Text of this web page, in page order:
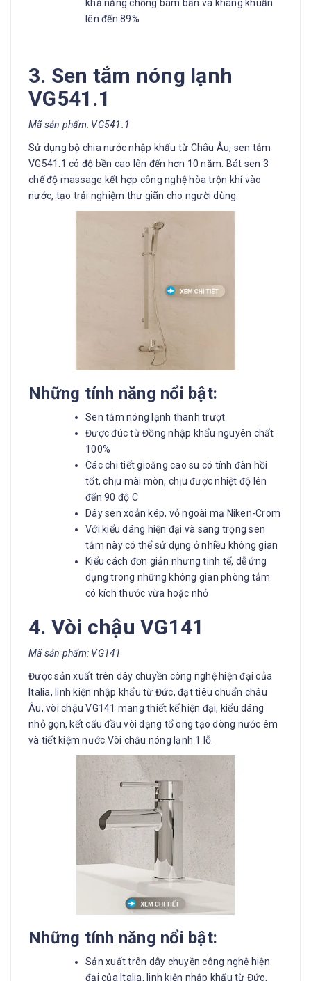
khả năng chống bám bẩn và kháng khuẩn
lên đến 89%
3. Sen tắm nóng lạnh
VG541.1
Mã sản phẩm: VG541.1
Sử dụng bộ chia nước nhập khẩu từ Châu Âu, sen tắm
VG541.1 có độ bền cao lên đến hơn 10 năm. Bát sen 3
chế độ massage kết hợp công nghệ hòa trộn khí vào
nước, tạo trải nghiệm thư giãn cho người dùng.
Những tính năng nổi bật:
Sen tắm nóng lạnh thanh trượt
Được đúc từ Đồng nhập khẩu nguyên chất
100%
Các chi tiết gioăng cao su có tính đàn hồi
tốt, chịu mài mòn, chịu được nhiệt độ lên
đến 90 độ C
Dây sen xoắn kép, vỏ ngoài mạ Niken-Crom
Với kiểu dáng hiện đại và sang trọng sen
tắm này có thể sử dụng ở nhiều không gian
Kiểu cách đơn giản nhưng tinh tế, dễ ứng
dụng trong những không gian phòng tắm
có kích thước vừa hoặc nhỏ
4. Vòi chậu VG141
Mã sản phẩm: VG141
Được sản xuất trên dây chuyền công nghệ hiện đại của
Italia, linh kiện nhập khẩu từ Đức, đạt tiêu chuẩn châu
Âu, vòi chậu VG141 mang thiết kế hiện đại, kiểu dáng
nhỏ gọn, kết cấu đầu vòi dạng tổ ong tạo dòng nước êm
và tiết kiệm nước.Vòi chậu nóng lạnh 1 lỗ.
Những tính năng nổi bật:
Sản xuất trên dây chuyền công nghệ hiện
đại của Italia, linh kiện nhập khẩu từ Đức,